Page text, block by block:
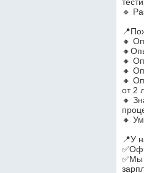
🔹
🔸
🔸
🔸
🔸
от 2
🔸
🔸
📍У
✅Мы